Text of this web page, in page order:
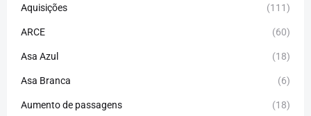
Aquisições (111)
ARCE (60)
Asa Azul (18)
Asa Branca (6)
Aumento de passagens (18)